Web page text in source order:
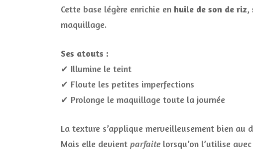
Cette base légère enrichie en huile de son de riz,
maquillage.
Ses atouts :
✔ Illumine le teint
✔ Floute les petites imperfections
✔ Prolonge le maquillage toute la journée
La texture s’applique merveilleusement bien au
Mais elle devient parfaite lorsqu’on l’utilise